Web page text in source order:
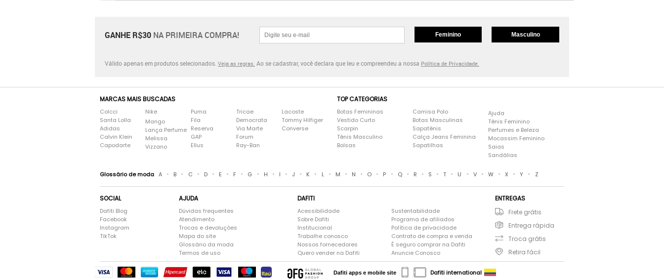
GANHE R$30 NA PRIMEIRA COMPRA! Feminino Masculino
Válido apenas em produtos selecionados. Veja as regras. Ao se cadastrar, você declara que leu e compreendeu a nossa Política de Privacidade.
MARCAS MAIS BUSCADAS
Colcci
Santa Lolla
Adidas
Calvin Klein
Capodarte
Nike
Mango
Lança Perfume
Melissa
Vizzano
Puma
Fila
Reserva
GAP
Ellus
Tricae
Democrata
Via Marte
Forum
Ray-Ban
Lacoste
Tommy Hilfiger
Converse
TOP CATEGORIAS
Botas Femininas
Vestido Curto
Scarpin
Tênis Masculino
Bolsas
Camisa Polo
Botas Masculinas
Sapatênis
Calça Jeans Feminina
Sapatilhas
Ajuda
Tênis Feminino
Perfumes e Beleza
Mocassim Feminino
Saias
Sandálias
Glossário de moda A • B • C • D • E • F • G • H • I • J • K • L • M • N • O • P • Q • R • S • T • U • V • W • X • Y • Z
SOCIAL
Dafiti Blog
Facebook
Instagram
TikTok
AJUDA
Dúvidas frequentes
Atendimento
Trocas e devoluções
Mapa do site
Glossário da moda
Termos de uso
DAFITI
Acessibilidade
Sobre Dafiti
Institucional
Trabalhe conosco
Nossos fornecedores
Quero vender na Dafiti
Sustentabilidade
Programa de afiliados
Política de privacidade
Contrato de compra e venda
É seguro comprar na Dafiti
Anuncie Conosco
ENTREGAS
Frete grátis
Entrega rápida
Troca grátis
Retira fácil
Dafiti apps e mobile site Dafiti international